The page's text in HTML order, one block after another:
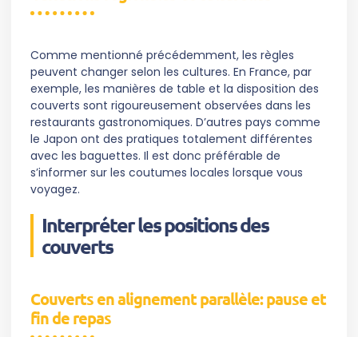
Comme mentionné précédemment, les règles
peuvent changer selon les cultures. En France, par
exemple, les manières de table et la disposition des
couverts sont rigoureusement observées dans les
restaurants gastronomiques. D’autres pays comme
le Japon ont des pratiques totalement différentes
avec les baguettes. Il est donc préférable de
s’informer sur les coutumes locales lorsque vous
voyagez.
Interpréter les positions des
couverts
Couverts en alignement parallèle: pause et
fin de repas